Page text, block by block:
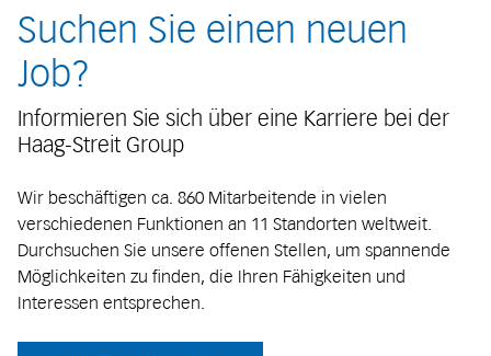
Suchen Sie einen neuen
Job?
Informieren Sie sich über eine Karriere bei der
Haag-Streit Group
Wir beschäftigen ca. 860 Mitarbeitende in vielen
verschiedenen Funktionen an 11 Standorten weltweit.
Durchsuchen Sie unsere offenen Stellen, um spannende
Möglichkeiten zu finden, die Ihren Fähigkeiten und
Interessen entsprechen.